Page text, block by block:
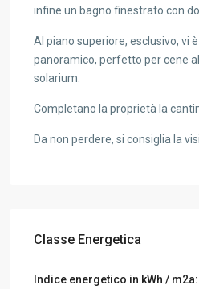
infine un bagno finestrato con
Al piano superiore, esclusivo, vi
panoramico, perfetto per cene
solarium.
Completano la proprietà la
Da non perdere, si consiglia la
Classe Energetica
Indice energetico in kWh / m2a: